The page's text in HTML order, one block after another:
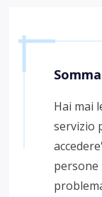
Hai mai
servizio